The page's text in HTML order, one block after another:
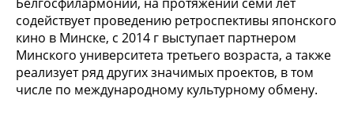
содействует проведению ретроспективы японского
кино в Минске, с 2014 г выступает партнером
Минского университета третьего возраста, а также
реализует ряд других значимых проектов, в том
числе по международному культурному обмену.